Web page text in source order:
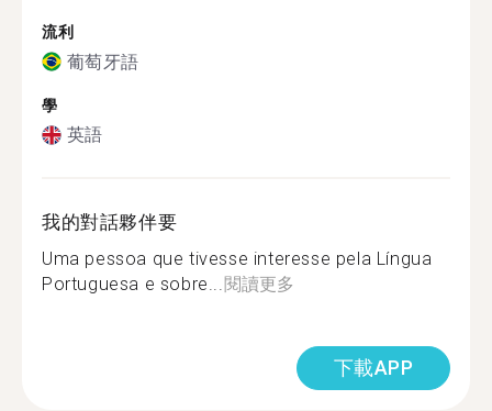
流利
葡萄牙語
學
英語
我的對話夥伴要
Uma pessoa que tivesse interesse pela Língua
Portuguesa e sobre...閱讀更多
下載APP